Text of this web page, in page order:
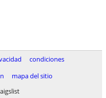
condiciones
mapa del sitio